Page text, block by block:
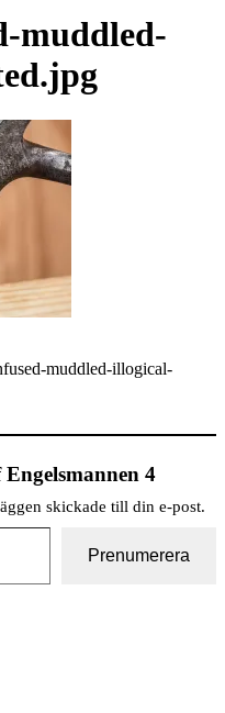
muddled-
muddled-illogical-
4
skickade till din e-post.
Prenumerera